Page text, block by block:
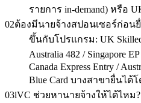
รายการ in-demand) หรือ
02ต้องมีนายจ้างสปอนเซอร์ก่อน
ขึ้นกับโปรแกรม: UK
Australia 482 / Singapore
Canada Express Entry /
Blue Card บางสาขายื่นได้
03iVC ช่วยหานายจ้างให้ได้ไหม?